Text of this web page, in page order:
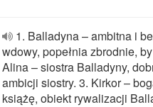
1. Balladyna – ambitna i
wdowy, popełnia zbrodnie,
Alina – siostra Balladyny,
ambicji siostry. 3. Kirkor –
książę, obiekt rywalizacji